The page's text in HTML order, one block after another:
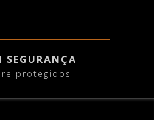
SEGURANÇA
protegidos